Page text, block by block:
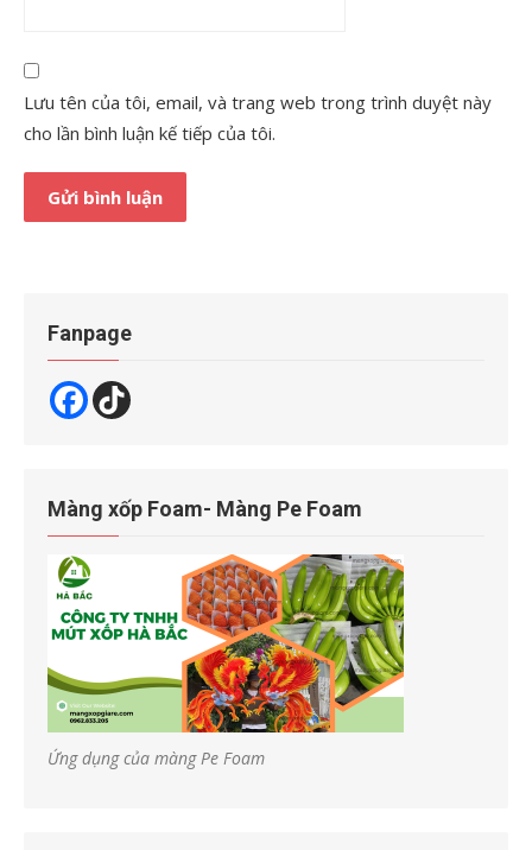
Lưu tên của tôi, email, và trang web trong trình duyệt này
cho lần bình luận kế tiếp của tôi.
Fanpage
Màng xốp Foam- Màng Pe Foam
Ứng dụng của màng Pe Foam